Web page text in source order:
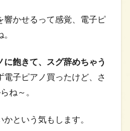
響かせるって感覚、電子ピ
に飽きて、スグ辞めちゃう
電子ピアノ買ったけど、さ
ね～。
という気もします。